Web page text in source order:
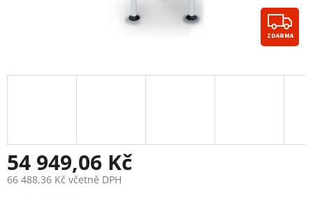
Z
D
A
A
ZDARMA
54 949,06 Kč
66 488,36 Kč včetně DPH